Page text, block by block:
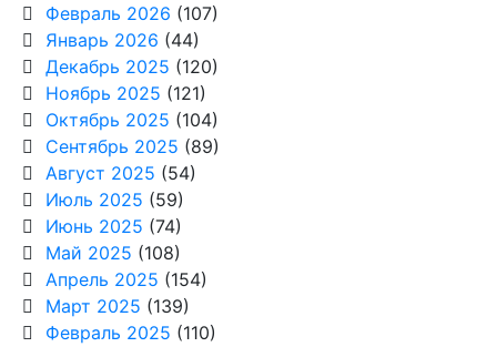
Февраль 2026 (107)
Январь 2026 (44)
Декабрь 2025 (120)
Ноябрь 2025 (121)
Октябрь 2025 (104)
Сентябрь 2025 (89)
Август 2025 (54)
Июль 2025 (59)
Июнь 2025 (74)
Май 2025 (108)
Апрель 2025 (154)
Март 2025 (139)
Февраль 2025 (110)